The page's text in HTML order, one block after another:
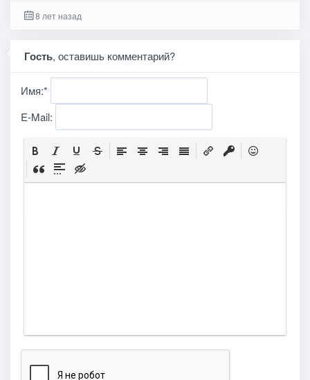
8 лет назад
Гость, оставишь комментарий?
Имя:*
E-Mail: